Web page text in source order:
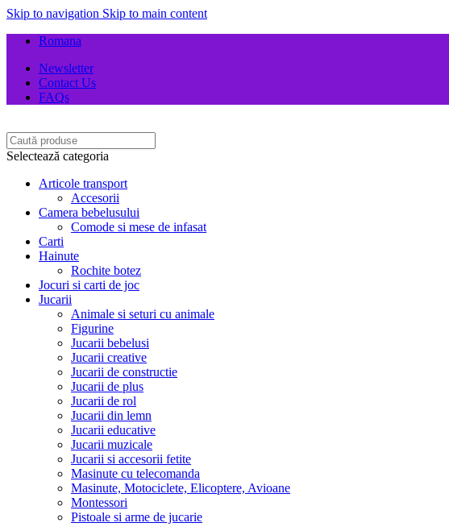
Skip to navigation Skip to main content
Romana
Newsletter
Contact Us
FAQs
Selectează categoria
Articole transport
Accesorii
Camera bebelusului
Comode si mese de infasat
Carti
Hainute
Rochite botez
Jocuri si carti de joc
Jucarii
Animale si seturi cu animale
Figurine
Jucarii bebelusi
Jucarii creative
Jucarii de constructie
Jucarii de plus
Jucarii de rol
Jucarii din lemn
Jucarii educative
Jucarii muzicale
Jucarii si accesorii fetite
Masinute cu telecomanda
Masinute, Motociclete, Elicoptere, Avioane
Montessori
Pistoale si arme de jucarie